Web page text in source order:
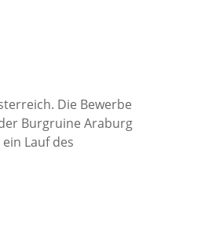
Die Bewerbe
Burgruine Araburg
Lauf des